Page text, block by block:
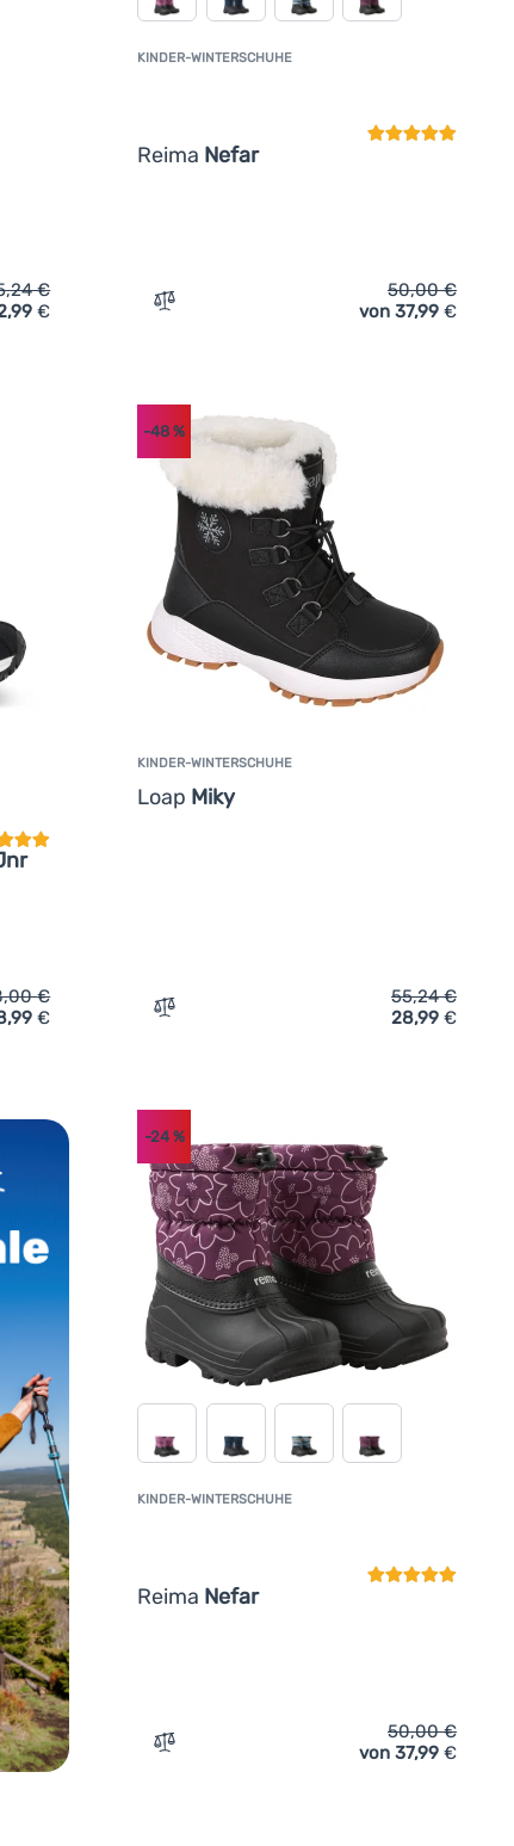
Trespass Alex' hinzufügen
€
€
KINDER-WINTERSCHUHE
Reima Nefar
Zum Vergleich 'Kinder-Winterschuhe
50,00€
von 37,99 €
Moritz Snow Boot Jnr' hinzufügen
€
€
KINDER-WINTERSCHUHE
Loap Miky
-48 %
Zum Vergleich 'Kinder-Winterschuhe
55,24€
28,99 €
KINDER-WINTERSCHUHE
Reima Nefar
-24%
Zum Vergleich 'Kinder-Winterschuhe
50,00€
von 37,99 €